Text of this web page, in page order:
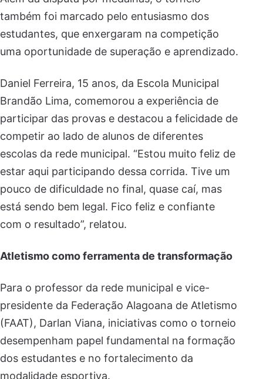
também foi marcado pelo entusiasmo dos
estudantes, que enxergaram na competição
uma oportunidade de superação e aprendizado.
Daniel Ferreira, 15 anos, da Escola Municipal
Brandão Lima, comemorou a experiência de
participar das provas e destacou a felicidade de
competir ao lado de alunos de diferentes
escolas da rede municipal. “Estou muito feliz de
estar aqui participando dessa corrida. Tive um
pouco de dificuldade no final, quase caí, mas
está sendo bem legal. Fico feliz e confiante
com o resultado”, relatou.
Atletismo como ferramenta de transformação
Para o professor da rede municipal e vice-
presidente da Federação Alagoana de Atletismo
(FAAT), Darlan Viana, iniciativas como o torneio
desempenham papel fundamental na formação
dos estudantes e no fortalecimento da
modalidade esportiva.